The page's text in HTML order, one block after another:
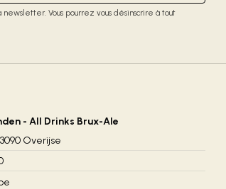
newsletter. Vous pourrez vous désinscrire à tout
- All Drinks Brux-Ale
Overijse